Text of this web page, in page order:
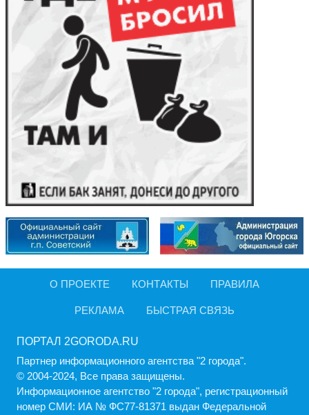
О ПРОЕКТЕ КОНТАКТЫ ПРАВИЛА
РЕКЛАМА БЫСТРАЯ СВЯЗЬ
ПОРТАЛ 2GORODA.RU
Партнер информационного агентства "2 города".
© 2004-2024, Все права защищены.
Информационное агентство "2 города", регистрационный
номер СМИ: ИА № ФС77-81371 выдан Федеральной